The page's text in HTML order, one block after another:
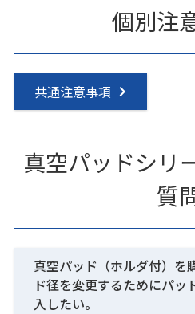
個別注
共通注意事項
真空パッドシリ
質
真空パッド（ホルダ付）を
ド径を変更するためにパッ
入したい。